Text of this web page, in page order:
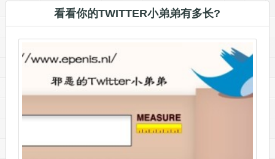
看看你的TWITTER小弟弟有多长?